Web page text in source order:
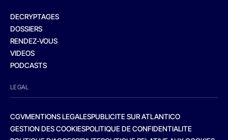
DECRYPTAGES
DOSSIERS
RENDEZ-VOUS
VIDEOS
PODCASTS
LEGAL
CGVMENTIONS LEGALESPUBLICITE SUR ATLANTICO
GESTION DES COOKIESPOLITIQUE DE CONFIDENTIALITE